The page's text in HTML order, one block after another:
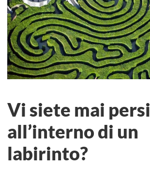
Vi siete mai persi
all’interno di un
labirinto?